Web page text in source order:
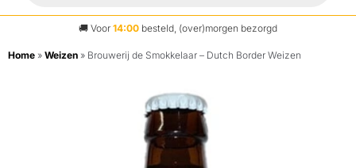
🚚 Voor 14:00 besteld, (over)morgen bezorgd
Home » Weizen » Brouwerij de Smokkelaar – Dutch Border Weizen